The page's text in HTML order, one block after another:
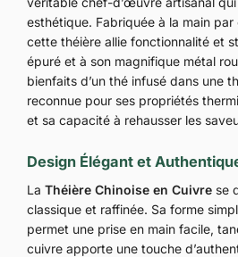
esthétique. Fabriquée à la main par
cette théière allie fonctionnalité et
épuré et à son magnifique métal
bienfaits d’un thé infusé dans une
reconnue pour ses propriétés
et sa capacité à rehausser les
Design Élégant et
La Théière Chinoise en Cuivre se
classique et raffinée. Sa forme
permet une prise en main facile,
cuivre apporte une touche